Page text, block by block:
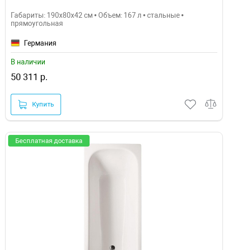
Габариты: 190x80x42 см • Объем: 167 л • стальные •
прямоугольная
Германия
В наличии
50 311 р.
Купить
Бесплатная доставка